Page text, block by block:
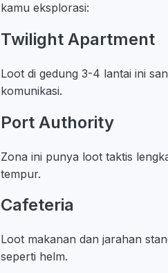
kamu eksplorasi:
Twilight Apartment
Loot di gedung 3-4 lantai ini
komunikasi.
Port Authority
Zona ini punya loot taktis
tempur.
Cafeteria
Loot makanan dan jarahan
seperti helm.